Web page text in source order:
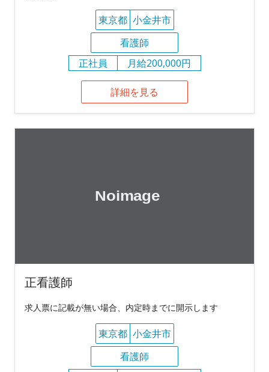
東京都 小金井市
看護師
正社員
月給200,000円
詳細を見る
正看護師
求人票に記載が無い場合、内定時までに開示します
東京都 小金井市
看護師